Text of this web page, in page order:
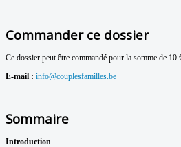
Commander ce dossier
Ce dossier peut être commandé pour la somme de
E-mail : info@couplesfamilles.be
Sommaire
Introduction